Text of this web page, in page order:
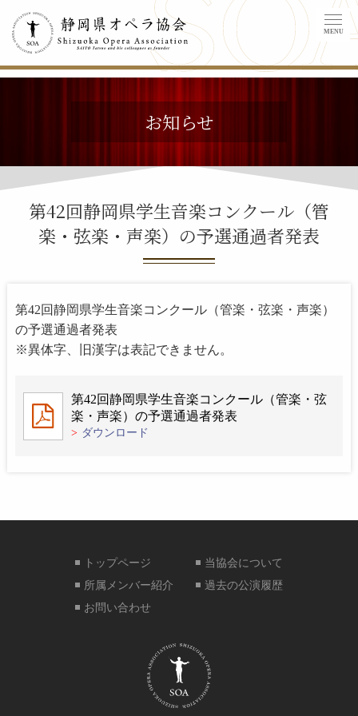
MENU
お知らせ
第42回静岡県学生音楽コンクール（管
楽・弦楽・声楽）の予選通過者発表
第42回静岡県学生音楽コンクール（管楽・弦楽・声楽）
の予選通過者発表
※異体字、旧漢字は表記できません。
第42回静岡県学生音楽コンクール（管楽・弦
楽・声楽）の予選通過者発表
> ダウンロード
トップページ
当協会について
所属メンバー紹介
過去の公演履歴
お問い合わせ